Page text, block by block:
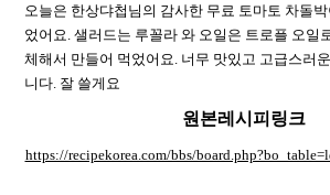
오늘은 한상댜첩님의 감사한 무료 토마토 차돌
었어요. 샐러드는 루꼴라 와 오일은 트로플 오일
체해서 만들어 먹었어요. 너무 맛있고 고급스러
니다. 잘 쓸게요
원본레시피링크
https://recipekorea.com/bbs/